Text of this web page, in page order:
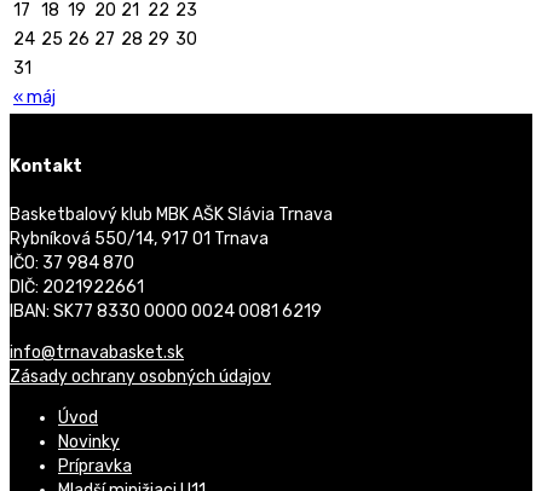
« máj
17 18 19 20 21 22 23
24 25 26 27 28 29 30
31
Kontakt
Basketbalový klub MBK AŠK Slávia Trnava
Rybníková 550/14, 917 01 Trnava
IČO: 37 984 870
DIČ: 2021922661
IBAN: SK77 8330 0000 0024 0081 6219
info@trnavabasket.sk
Zásady ochrany osobných údajov
Úvod
Novinky
Prípravka